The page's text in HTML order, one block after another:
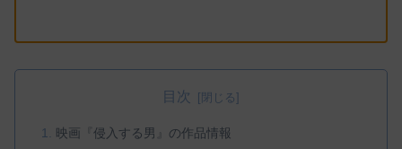
目次
映画『侵入する男』の作品情報